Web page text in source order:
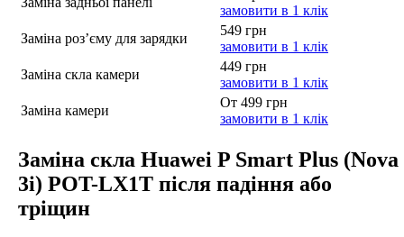
замовити в 1 клік
Заміна роз’єму для зарядки
549 грн
замовити в 1 клік
Заміна скла камери
449 грн
замовити в 1 клік
Заміна камери
От 499 грн
замовити в 1 клік
Заміна скла Huawei P Smart Plus (Nova
3i) POT-LX1T після падіння або
тріщин